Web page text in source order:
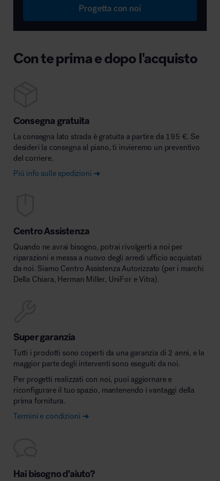
Progetta con noi
Con te prima e dopo l'acquisto
Consegna gratuita
La consegna lato strada è gratuita a partire da 195 €. Se
desideri la consegna al piano, ti invieremo un preventivo
del corriere.
Più info sulle spedizioni
Centro Assistenza
Quando ne avrai bisogno, potrai rivolgerti a noi per
riparazioni e messa a nuovo degli arredi ufficio acquistati
da noi. Siamo Centro Assistenza Autorizzato (per i marchi
Della Chiara, Herman Miller, UniFor e Vitra).
Super garanzia
Tutti i prodotti sono coperti da una garanzia di 2 anni, e la
maggior parte degli interventi sono eseguiti da noi.
Per progetti realizzati con noi, puoi aggiornare e
riconfigurare il tuo spazio, mantenendo i vantaggi della
prima fornitura.
Termini e condizioni
Hai bisogno d’aiuto?